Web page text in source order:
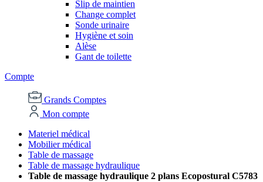
Slip de maintien
Change complet
Sonde urinaire
Hygiène et soin
Alèse
Gant de toilette
Compte
Grands Comptes
Mon compte
Materiel médical
Mobilier médical
Table de massage
Table de massage hydraulique
Table de massage hydraulique 2 plans Ecopostural C5783